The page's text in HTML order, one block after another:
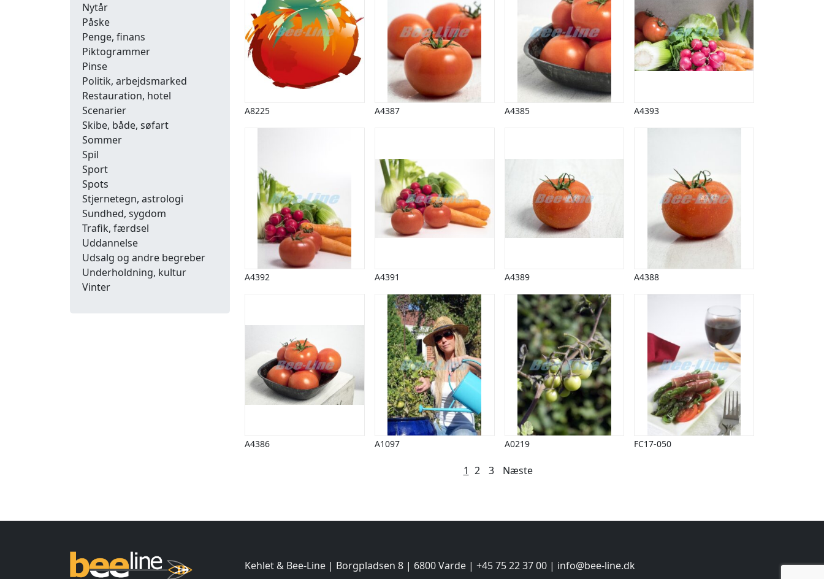
Nytår
Påske
Penge, finans
Piktogrammer
Pinse
Politik, arbejdsmarked
Restauration, hotel
Scenarier
Skibe, både, søfart
Sommer
Spil
Sport
Spots
Stjernetegn, astrologi
Sundhed, sygdom
Trafik, færdsel
Uddannelse
Udsalg og andre begreber
Underholdning, kultur
Vinter
A8225 A4387 A4385 A4393
A4392 A4391 A4389 A4388
A4386 A1097 A0219 FC17-050
1 2 3 Næste
Kehlet & Bee-Line | Borgpladsen 8 | 6800 Varde | +45 75 22 37 00 | info@bee-line.dk